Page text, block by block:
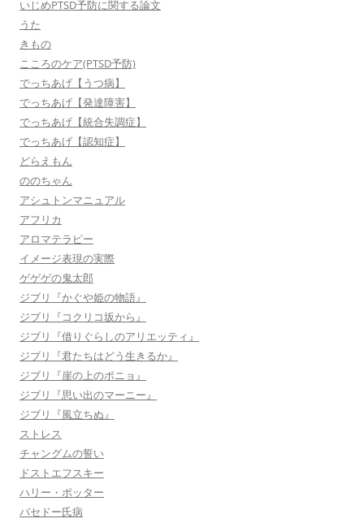
いじめPTSD予防に関する論文
うた
きもの
こころのケア(PTSD予防)
でっちあげ【うつ病】
でっちあげ【発達障害】
でっちあげ【統合失調症】
でっちあげ【認知症】
どらえもん
ののちゃん
アシュトンマニュアル
アフリカ
アロマテラピー
イメージ表現の実際
ゲゲゲの鬼太郎
ジブリ『かぐや姫の物語』
ジブリ『コクリコ坂から』
ジブリ『借りぐらしのアリエッティ』
ジブリ『君たちはどう生きるか』
ジブリ『崖の上のポニョ』
ジブリ『思い出のマーニー』
ジブリ『風立ちぬ』
ストレス
チャングムの誓い
ドストエフスキー
ハリー・ポッター
バセドー氏病